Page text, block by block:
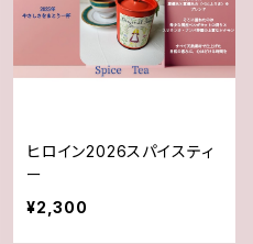
ヒロイン2026スパイスティ
ー
¥2,300